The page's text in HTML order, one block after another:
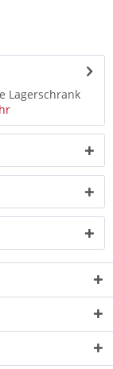
Lagerschrank